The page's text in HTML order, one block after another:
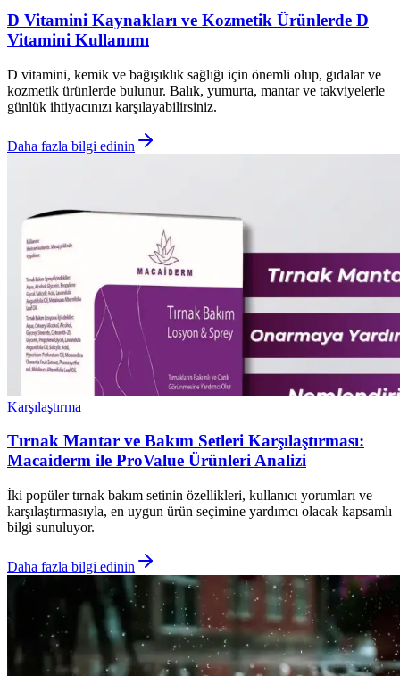
D Vitamini Kaynakları ve Kozmetik Ürünlerde D
Vitamini Kullanımı
D vitamini, kemik ve bağışıklık sağlığı için önemli olup, gıdalar ve
kozmetik ürünlerde bulunur. Balık, yumurta, mantar ve takviyelerle
günlük ihtiyacınızı karşılayabilirsiniz.
Daha fazla bilgi edinin
Karşılaştırma
Tırnak Mantar ve Bakım Setleri Karşılaştırması:
Macaiderm ile ProValue Ürünleri Analizi
İki popüler tırnak bakım setinin özellikleri, kullanıcı yorumları ve
karşılaştırmasıyla, en uygun ürün seçimine yardımcı olacak kapsamlı
bilgi sunuluyor.
Daha fazla bilgi edinin